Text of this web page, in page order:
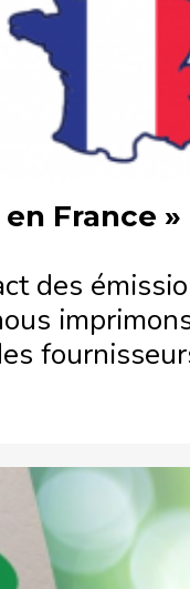
France »
des